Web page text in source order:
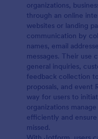
organizations,
through an online
websites or landing
communication by
names, email
messages. Their use
general inquiries,
feedback collection
proposals, and event
way for users to
organizations
efficiently and
missed.